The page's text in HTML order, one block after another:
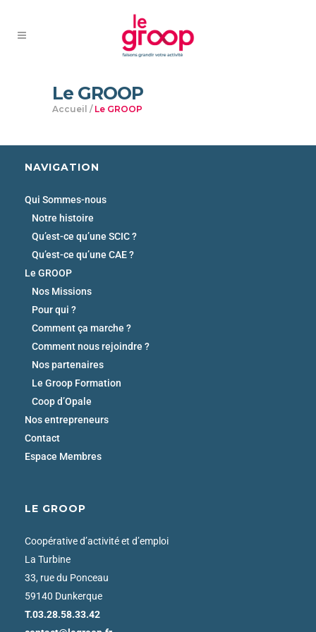
Le GROOP
Accueil / Le GROOP
NAVIGATION
Qui Sommes-nous
Notre histoire
Qu’est-ce qu’une SCIC ?
Qu’est-ce qu’une CAE ?
Le GROOP
Nos Missions
Pour qui ?
Comment ça marche ?
Comment nous rejoindre ?
Nos partenaires
Le Groop Formation
Coop d’Opale
Nos entrepreneurs
Contact
Espace Membres
LE GROOP
Coopérative d’activité et d’emploi
La Turbine
33, rue du Ponceau
59140 Dunkerque
T.03.28.58.33.42